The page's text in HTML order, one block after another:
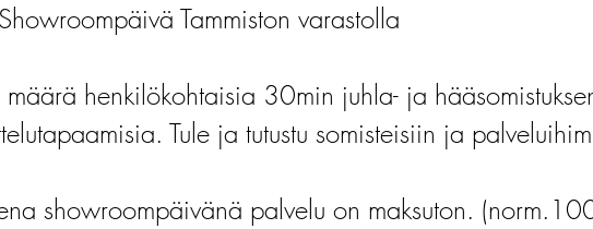
Tammiston varastolla
määrä henkilökohtaisia 30min juhla- ja
Tule ja tutustu somisteisiin ja
showroompäivänä palvelu on maksuton.